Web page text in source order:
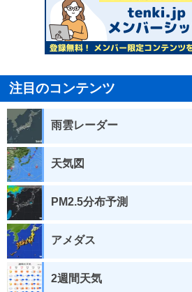
注目のコンテンツ
雨雲レーダー
天気図
PM2.5分布予測
アメダス
2週間天気